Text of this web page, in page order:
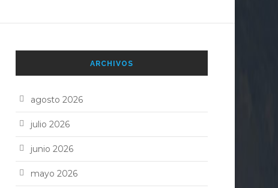
ARCHIVOS
agosto 2026
julio 2026
junio 2026
mayo 2026